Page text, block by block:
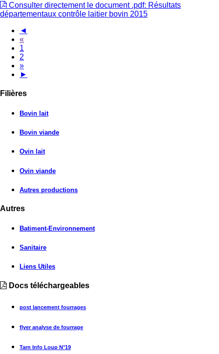
Consulter directement le document .pdf: Résultats
départementaux contrôle laitier bovin 2015
◄
«
1
2
»
►
Filières
Bovin lait
Bovin viande
Ovin lait
Ovin viande
Autres productions
Autres
Batiment-Environnement
Sanitaire
Liens Utiles
Docs téléchargeables
post lancement fourrages
flyer analyse de fourrage
Tarn Info Loup N°19